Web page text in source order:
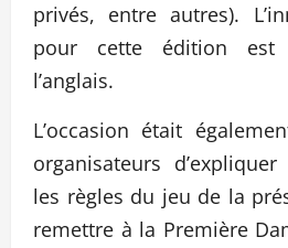
privés, entre autres).
pour cette édition est
l’anglais.
L’occasion était
organisateurs
les règles du jeu de la
remettre à la Première